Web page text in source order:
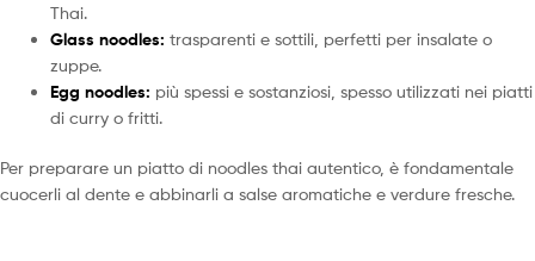
Thai.
Glass noodles: trasparenti e sottili, perfetti per insalate o
zuppe.
Egg noodles: più spessi e sostanziosi, spesso utilizzati nei piatti
di curry o fritti.
Per preparare un piatto di noodles thai autentico, è fondamentale
cuocerli al dente e abbinarli a salse aromatiche e verdure fresche.